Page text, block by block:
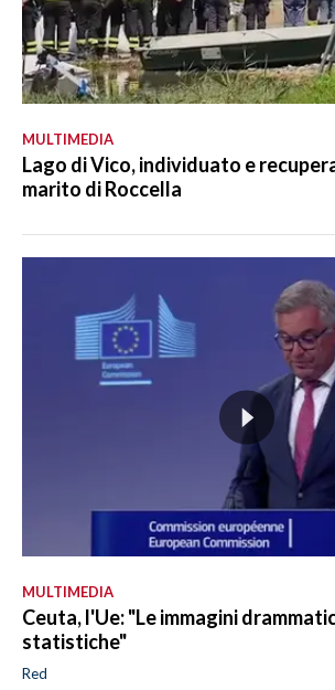
MULTIMEDIA
Lago di Vico, individuato e
marito di Roccella
MULTIMEDIA
Ceuta, l'Ue: "Le immagini
statistiche"
Red